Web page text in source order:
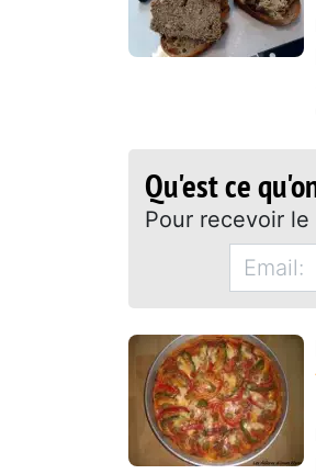
Qu'est ce
Pour recevoir le